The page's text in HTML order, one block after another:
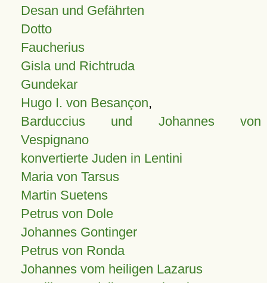
Desan und Gefährten
Dotto
Faucherius
Gisla und Richtruda
Gundekar
Hugo I. von Besançon,
Barduccius und Johannes von
Vespignano
konvertierte Juden in Lentini
Maria von Tarsus
Martin Suetens
Petrus von Dole
Johannes Gontinger
Petrus von Ronda
Johannes vom heiligen Lazarus